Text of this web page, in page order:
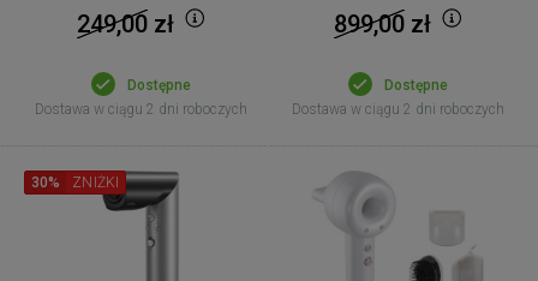
249,00zł
Dostępne
Dostawa w ciągu 2 dni roboczych
899,00zł
Dostępne
Dostawa w ciągu 2 dni roboczych
30% ZNIŻKI